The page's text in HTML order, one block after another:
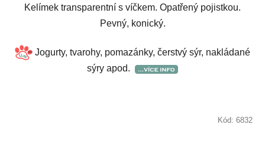
Kelímek transparentní s víčkem. Opatřený pojistkou.
Pevný, konický.
Jogurty, tvarohy, pomazánky, čerstvý sýr, nakládané
sýry apod.
Kód: 6832